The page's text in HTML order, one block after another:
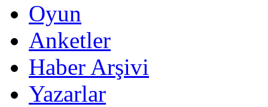
Oyun
Anketler
Haber Arşivi
Yazarlar